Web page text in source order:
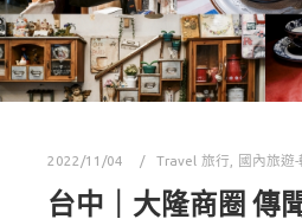
2022/11/04 Travel 旅行 國內旅遊
台中｜大隆商圈 傳